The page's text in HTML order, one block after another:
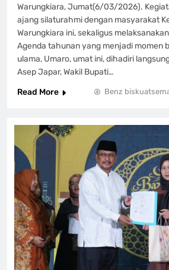
Warungkiara, Jumat(6/03/2026).
ajang silaturahmi dengan masyarakat
Warungkiara ini, sekaligus
Agenda tahunan yang menjadi momen
ulama, Umaro, umat ini, dihadiri
Asep Japar, Wakil Bupati…
Read More
Benz